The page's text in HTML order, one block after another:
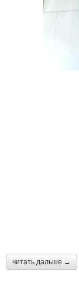
читать дальше →